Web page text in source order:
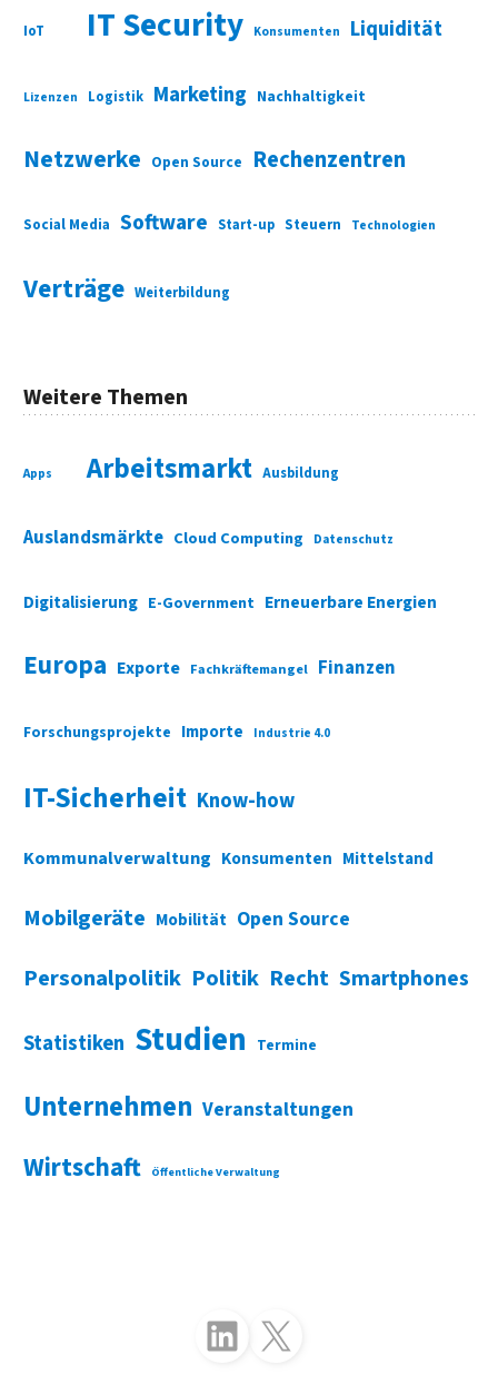
IoT IT Security Konsumenten Liquidität
Lizenzen Logistik Marketing Nachhaltigkeit
Netzwerke Open Source Rechenzentren
Social Media Software Start-up Steuern Technologien
Verträge Weiterbildung
Weitere Themen
Apps Arbeitsmarkt Ausbildung
Auslandsmärkte Cloud Computing Datenschutz
Digitalisierung E-Government Erneuerbare Energien
Europa Exporte Fachkräftemangel Finanzen
Forschungsprojekte Importe Industrie 4.0
IT-Sicherheit Know-how
Kommunalverwaltung Konsumenten Mittelstand
Mobilgeräte Mobilität Open Source
Personalpolitik Politik Recht Smartphones
Statistiken Studien Termine
Unternehmen Veranstaltungen
Wirtschaft Öffentliche Verwaltung
Folgen Sie uns auf LinkedInFolgen Sie uns auf X (Twitter)